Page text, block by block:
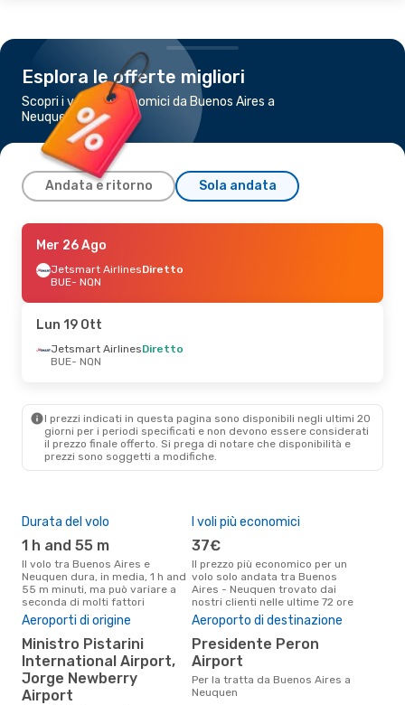
Esplora le offerte migliori
Scopri i voli più economici da Buenos Aires a
Neuquen
Andata e ritorno Sola andata
Sab 17 Ott- Sab 24 Ott
Jetsmart Airlines
Diretto
Jetsmart Airlines
Diretto
NQN - BUE
Mer 26 Ago
Jetsmart AirlinesDiretto
BUE- NQN
Lun 19 Ott
Jetsmart AirlinesDiretto
BUE- NQN
I prezzi indicati in questa pagina sono disponibili negli ultimi 20
giorni per i periodi specificati e non devono essere considerati
il ​​prezzo finale offerto. Si prega di notare che disponibilità e
prezzi sono soggetti a modifiche.
Durata del volo
1 h and 55 m
Il volo tra Buenos Aires e
Neuquen dura, in media, 1 h and
55 m minuti, ma può variare a
seconda di molti fattori
I voli più economici
37€
Il prezzo più economico per un
volo solo andata tra Buenos
Aires - Neuquen trovato dai
nostri clienti nelle ultime 72 ore
Aeroporti di origine
Ministro Pistarini
International Airport,
Jorge Newberry
Airport
Aeroporto di destinazione
Presidente Peron
Airport
Per la tratta da Buenos Aires a
Neuquen